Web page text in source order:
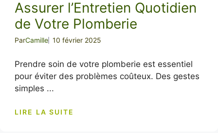
Assurer l’Entretien Quotidien
de Votre Plomberie
ParCamille 10 février 2025
Prendre soin de votre plomberie est essentiel
pour éviter des problèmes coûteux. Des gestes
simples ...
LIRE LA SUITE